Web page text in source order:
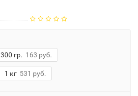
300 гр. 163 руб.
1 кг 531 руб.